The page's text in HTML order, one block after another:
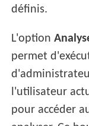
définis.
L'option
permet
l'utilisateur
pour accéder